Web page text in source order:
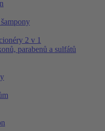
2 v 1
parabenů a sulfátů